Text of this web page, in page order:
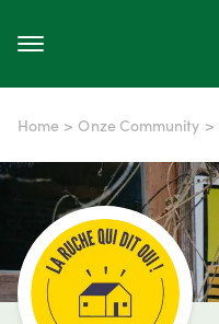
Home > Onze Community >